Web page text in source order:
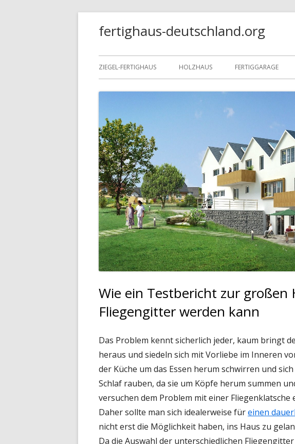
fertighaus-deutschland.org
Primäres
Menü
ZIEGEL-FERTIGHAUS HOLZHAUS FERTIGGARAGE
Wie ein Testbericht zur
Fliegengitter werden kann
Das Problem kennt sicherlich jeder, kaum bringt
heraus und siedeln sich mit Vorliebe im Inneren
der Küche um das Essen herum schwirren und
Schlaf rauben, da sie um Köpfe herum summen
versuchen dem Problem mit einer
Daher sollte man sich idealerweise füreinen
nicht erst die Möglichkeit haben, ins Haus zu
Da die Auswahl der unterschiedlichen